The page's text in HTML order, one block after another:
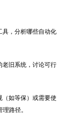
，分析哪些自动化
旧系统，讨论可行
如等保）或需要使
理路径。